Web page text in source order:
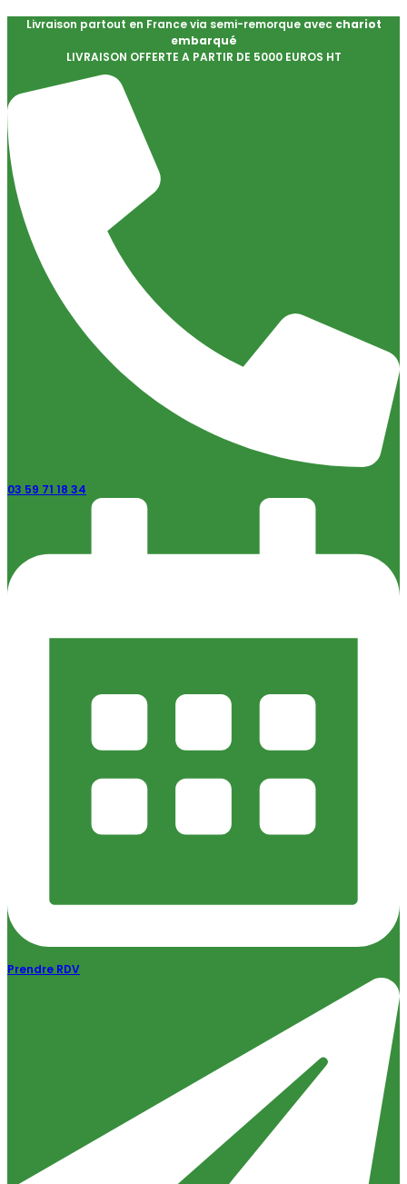
Livraison partout en France via semi-remorque avec chariot
embarqué
LIVRAISON OFFERTE A PARTIR DE 5000 EUROS HT
03 59 71 18 34
Prendre RDV